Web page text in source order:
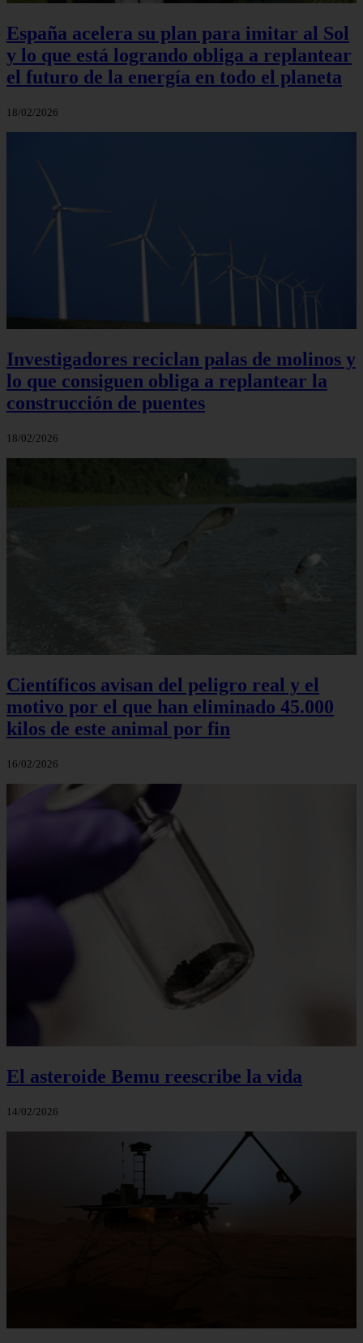
España acelera su plan para imitar al Sol
y lo que está logrando obliga a replantear
el futuro de la energía en todo el planeta
18/02/2026
Investigadores reciclan palas de molinos y
lo que consiguen obliga a replantear la
construcción de puentes
18/02/2026
Científicos avisan del peligro real y el
motivo por el que han eliminado 45.000
kilos de este animal por fin
16/02/2026
El asteroide Bemu reescribe la vida
14/02/2026